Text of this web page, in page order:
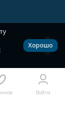
Войти
Хорошо